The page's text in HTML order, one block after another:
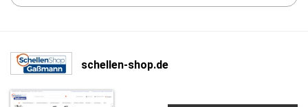
schellen-shop.de